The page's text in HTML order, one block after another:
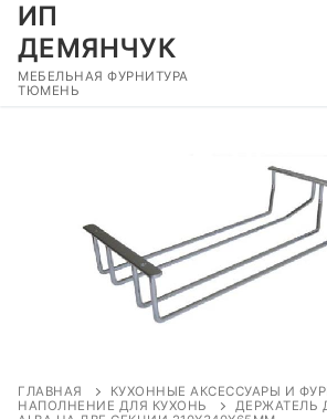
Перейти
содержимому
ИП
ДЕМЯНЧУК
МЕБЕЛЬНАЯ ФУРНИТУРА
ТЮМЕНЬ
ГЛАВНАЯ
КУХОННЫЕ АКСЕССУАРЫ И
НАПОЛНЕНИЕ ДЛЯ КУХОНЬ
ДЕРЖАТЕЛЬ